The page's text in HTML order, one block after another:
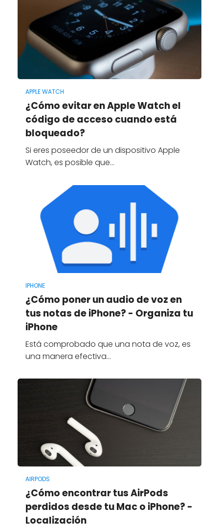
APPLE WATCH
¿Cómo evitar en Apple Watch el
código de acceso cuando está
bloqueado?
Si eres poseedor de un dispositivo Apple
Watch, es posible que…
IPHONE
¿Cómo poner un audio de voz en
tus notas de iPhone? - Organiza tu
iPhone
Está comprobado que una nota de voz, es
una manera efectiva…
AIRPODS
¿Cómo encontrar tus AirPods
perdidos desde tu Mac o iPhone? -
Localización